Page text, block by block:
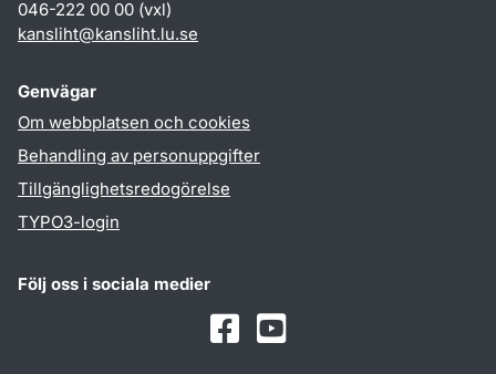
046-222 00 00 (vxl)
kansliht@kansliht.lu.se
Genvägar
Om webbplatsen och cookies
Behandling av personuppgifter
Tillgänglighetsredogörelse
TYPO3-login
Följ oss i sociala medier
Facebook
Youtube